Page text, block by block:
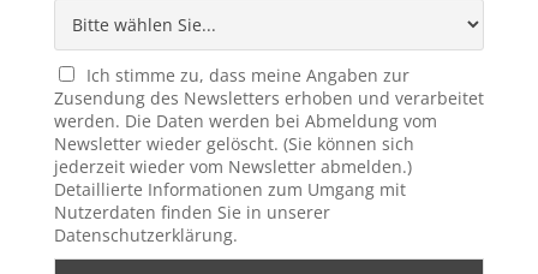
Ich stimme zu, dass meine Angaben zur
Zusendung des Newsletters erhoben und verarbeitet
werden. Die Daten werden bei Abmeldung vom
Newsletter wieder gelöscht. (Sie können sich
jederzeit wieder vom Newsletter abmelden.)
Detaillierte Informationen zum Umgang mit
Nutzerdaten finden Sie in unserer
Datenschutzerklärung.